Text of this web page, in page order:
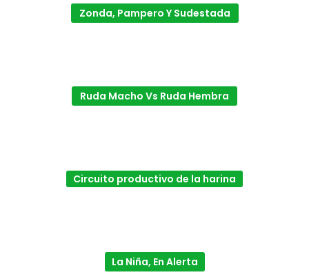
Zonda, Pampero Y Sudestada
Ruda Macho Vs Ruda Hembra
Circuito productivo de la harina
La Niña, En Alerta